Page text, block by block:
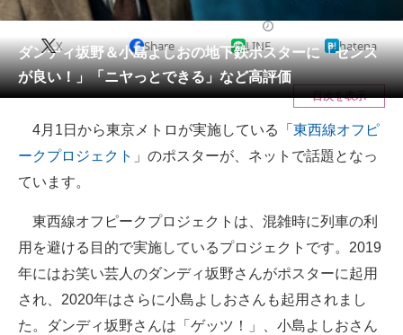
動物
会員記事
メディア
注目記事を集めた総合ページ
ITの今と未来を見通す
進化するPCとデバイスの未来
好きが集まる 比べて選べる
ビジネスと働き方のヒント
ダンディ坂野＆小島よしおの地下鉄ポスターに「センス
が良い！」「ニヤっとできる」など高評価
X Share LINE hatena
目次を表示
4月1日から東京メトロが実施している「 東西線オフピ
ークプロジェクト 」のポスターが、ネットで話題となっ
ています。
東西線オフピークプロジェクトは、混雑時に列車の利
用を避ける目的で実施しているプロジェクトです。2019
年にはお笑い芸人のダンディ坂野さんがポスターに起用
され、2020年はさらに小島よしおさんも起用されまし
た。ダンディ坂野さんは「ゲッツ！」、小島よしおさん